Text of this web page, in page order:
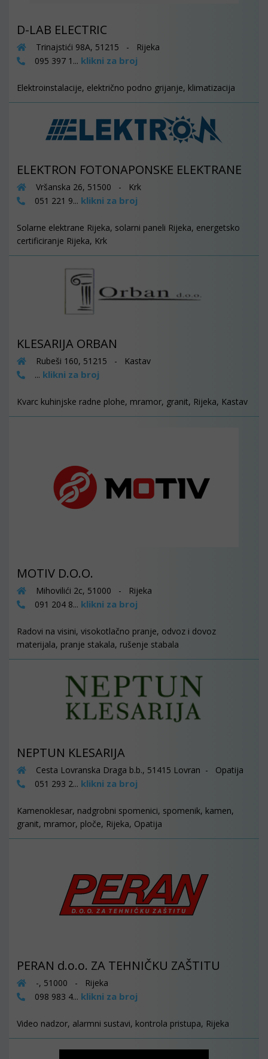
D-LAB ELECTRIC
Trinajstići 98A, 51215 - Rijeka
095 397 1... klikni za broj
Elektroinstalacije, električno podno grijanje, klimatizacija
ELEKTRON FOTONAPONSKE ELEKTRANE
Vršanska 26, 51500 - Krk
051 221 9... klikni za broj
Solarne elektrane Rijeka, solarni paneli Rijeka, energetsko
certificiranje Rijeka, Krk
KLESARIJA ORBAN
Rubeši 160, 51215 - Kastav
... klikni za broj
Kvarc kuhinjske radne plohe, mramor, granit, Rijeka, Kastav
MOTIV D.O.O.
Mihovilići 2c, 51000 - Rijeka
091 204 8... klikni za broj
Radovi na visini, visokotlačno pranje, odvoz i dovoz
materijala, pranje stakala, rušenje stabala
NEPTUN KLESARIJA
Cesta Lovranska Draga b.b., 51415 Lovran - Opatija
051 293 2... klikni za broj
Kamenoklesar, nadgrobni spomenici, spomenik, kamen,
granit, mramor, ploče, Rijeka, Opatija
PERAN d.o.o. ZA TEHNIČKU ZAŠTITU
-, 51000 - Rijeka
098 983 4... klikni za broj
Video nadzor, alarmni sustavi, kontrola pristupa, Rijeka